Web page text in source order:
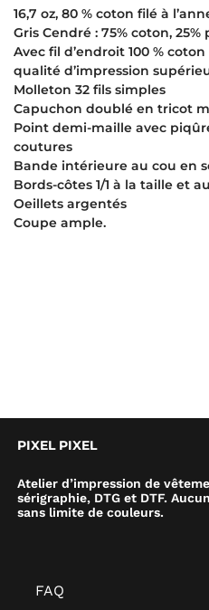
16,7 oz, 80 % coton filé à
Gris Cendré : 75% coton, 25%
Avec fil d’endroit 100 %
qualité d’impression
Molleton 32 fils simples
Capuchon doublé en tricot
Point demi-maille avec
coutures
Bande intérieure au cou en
Bords-côtes 1/1 à la taille et
Oeillets argentés
Coupe ample.
PIXEL PIXEL
Atelier d’impression de
sérigraphie, DTG et DTF.
sans limite de couleurs.
FAQ